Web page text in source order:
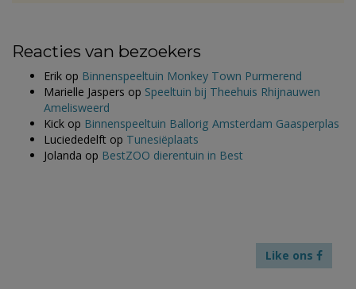
Reacties van bezoekers
Erik op Binnenspeeltuin Monkey Town Purmerend
Marielle Jaspers op Speeltuin bij Theehuis Rhijnauwen
Amelisweerd
Kick op Binnenspeeltuin Ballorig Amsterdam Gaasperplas
Luciededelft op Tunesiëplaats
Jolanda op BestZOO dierentuin in Best
Like ons